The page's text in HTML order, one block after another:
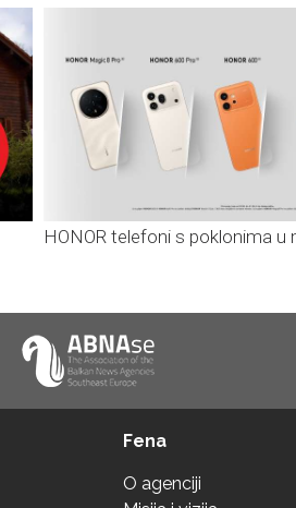
HONOR telefoni s poklonima u
Fena
O agenciji